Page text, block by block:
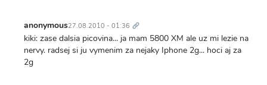
anonymous27.08.2010 - 01:36 odkaz
kiki: zase dalsia picovina... ja mam 5800 XM ale uz mi lezie na
nervy. radsej si ju vymenim za nejaky Iphone 2g... hoci aj za
2g